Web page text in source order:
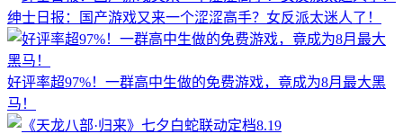
绅士日报：国产游戏又来一个涩涩高手？女反派太迷人了！
好评率超97%！一群高中生做的免费游戏，竟成为8月最大黑
马！